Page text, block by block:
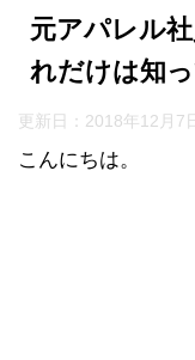
元アパレル
れだけは知
更新日： 2018年12月7
こんにちは。